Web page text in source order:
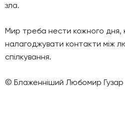
зла.
Мир треба нести кожного дня,
налагоджувати контакти між
спілкування.
© Блаженніший Любомир Гузар